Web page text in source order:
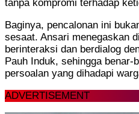
tanpa kompromi terhadap
Baginya, pencalonan ini
sesaat. Ansari menegaskan
berinteraksi dan berdialog
Pauh Induk, sehingga benar-
persoalan yang dihadapi
ADVERTISEMENT